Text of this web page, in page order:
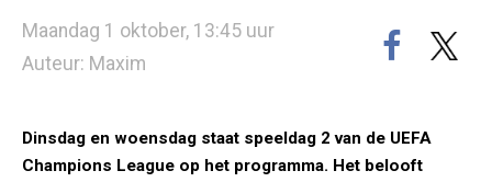
Maandag 1 oktober, 13:45 uur
Auteur: Maxim
Dinsdag en woensdag staat speeldag 2 van de UEFA
Champions League op het programma. Het belooft